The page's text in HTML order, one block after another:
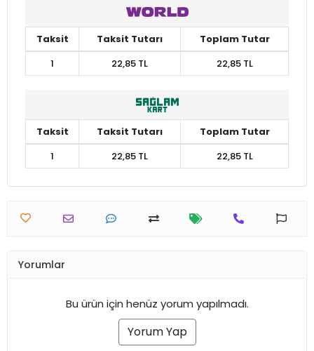
Taksit Taksit Tutarı
Toplam Tutar
1
22,85 TL 22,85 TL
Taksit Taksit Tutarı
Toplam Tutar
1
22,85 TL 22,85 TL
Yorumlar
Bu ürün için henüz yorum yapılmadı.
Yorum Yap